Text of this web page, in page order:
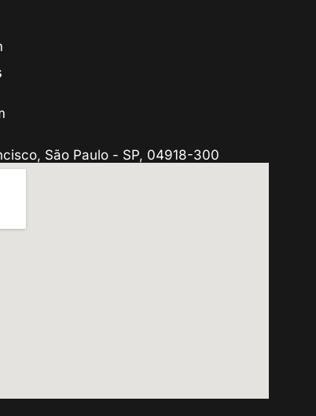
São Paulo - SP, 04918-300